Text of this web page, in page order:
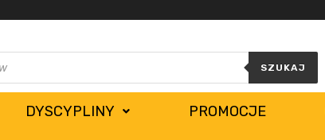
SZUKAJ
DYSCYPLINY PROMOCJE